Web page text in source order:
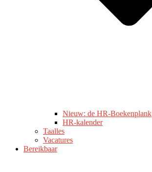
Nieuw: de HR-Boekenplank
HR-kalender
Taalles
Vacatures
Bereikbaar